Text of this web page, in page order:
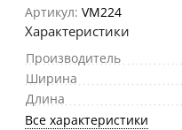
Артикул: VM224
Характеристики
Производитель
Ширина
Длина
Все характеристики